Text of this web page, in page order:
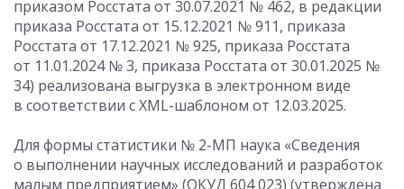
приказом Росстата от 30.07.2021 № 462, в редакции
приказа Росстата от 15.12.2021 № 911, приказа
Росстата от 17.12.2021 № 925, приказа Росстата
от 11.01.2024№ 3, приказа Росстата от 30.01.2025 №
34) реализована выгрузка в электронном виде
в соответствии с XML-шаблоном от 12.03.2025.
Для формы статистики № 2-МП наука «Сведения
о выполнении научных исследований и разработок
малым предприятием» (ОКУД 604 023) (утверждена